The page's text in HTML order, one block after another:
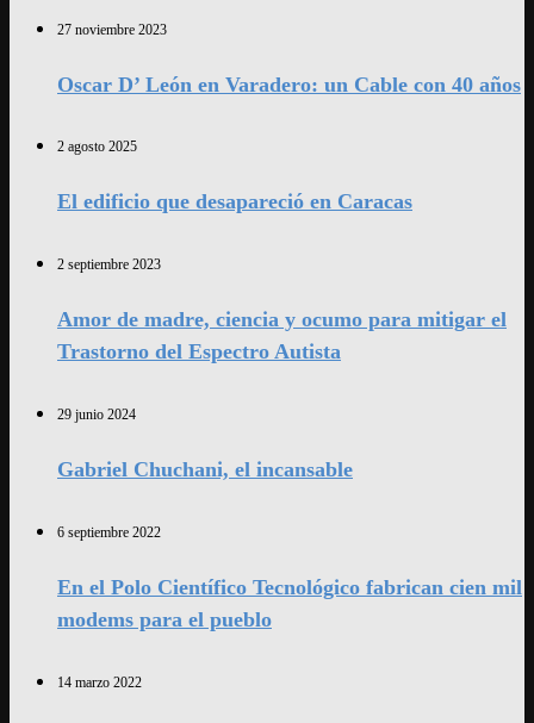
27 noviembre 2023
Oscar D’ León en Varadero: un Cable con 40 años
2 agosto 2025
El edificio que desapareció en Caracas
2 septiembre 2023
Amor de madre, ciencia y ocumo para mitigar el
Trastorno del Espectro Autista
29 junio 2024
Gabriel Chuchani, el incansable
6 septiembre 2022
En el Polo Científico Tecnológico fabrican cien mil
modems para el pueblo
14 marzo 2022